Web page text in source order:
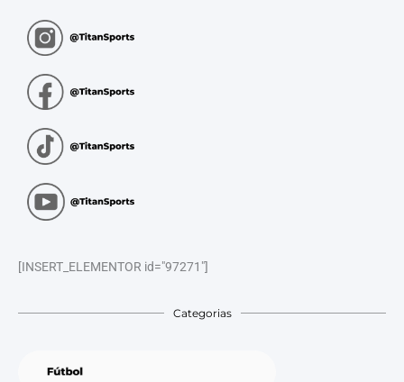
[INSERT_ELEMENTOR id="97271"]
Categorias